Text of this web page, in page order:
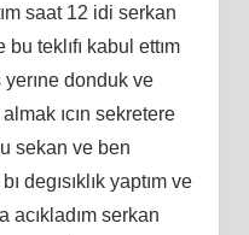
saat 12 idi serkan
bu teklıfı kabul ettım
yerıne donduk ve
ıcın sekretere
sekan ve ben
degısıklık yaptım ve
acıkladım serkan